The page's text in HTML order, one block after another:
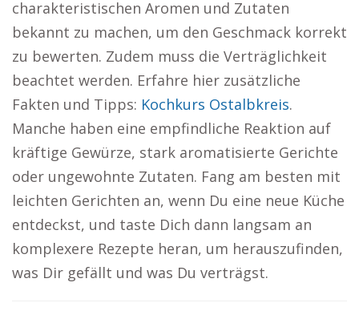
charakteristischen Aromen und Zutaten
bekannt zu machen, um den Geschmack korrekt
zu bewerten. Zudem muss die Verträglichkeit
beachtet werden. Erfahre hier zusätzliche
Fakten und Tipps: Kochkurs Ostalbkreis.
Manche haben eine empfindliche Reaktion auf
kräftige Gewürze, stark aromatisierte Gerichte
oder ungewohnte Zutaten. Fang am besten mit
leichten Gerichten an, wenn Du eine neue Küche
entdeckst, und taste Dich dann langsam an
komplexere Rezepte heran, um herauszufinden,
was Dir gefällt und was Du verträgst.